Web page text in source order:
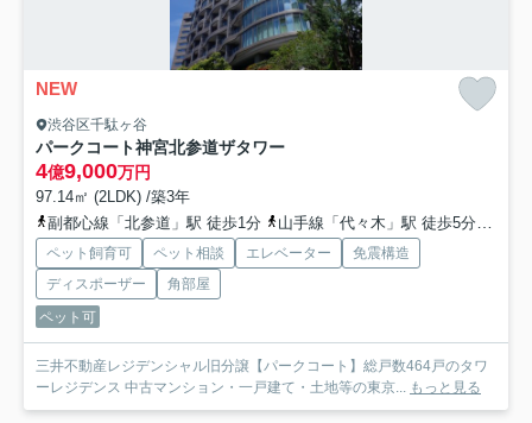
NEW
渋谷区千駄ヶ谷
パークコート神宮北参道ザタワー
4億9,000万円
97.14㎡ (2LDK) /築3年
副都心線「北参道」駅 徒歩1分
山手線「代々木」駅 徒歩5分
ペット飼育可 ペット相談 エレベーター
免震構造
ディスポーザー
角部屋
ペット可
三井不動産レジデンシャル旧分譲【パークコート】総戸数464戸のタワ
ーレジデンス 中古マンション・一戸建て・土地等の東京... もっと見る